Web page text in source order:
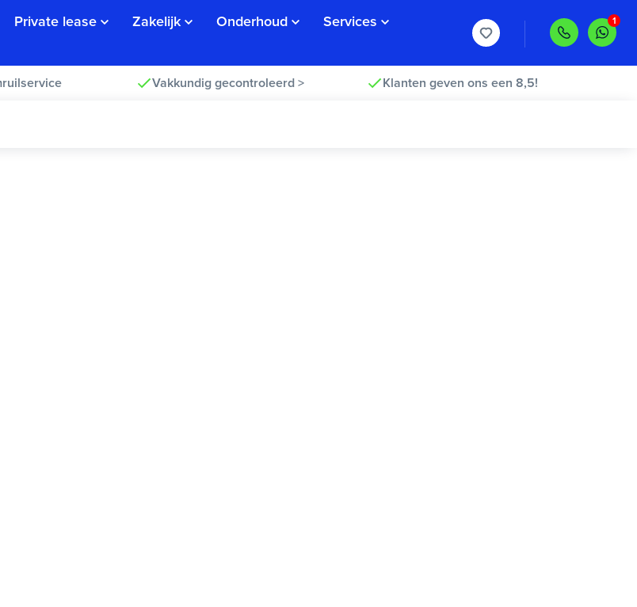
Private lease Zakelijk Onderhoud
Services
Vakkundig gecontroleerd > Klanten geven ons een 8,5!